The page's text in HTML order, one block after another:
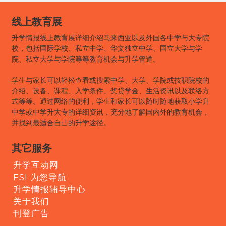
线上教育展
升学情报线上教育展详细介绍马来西亚以及外国各中学与大专院
校，包括国际学校、私立中学、华文独立中学、国立大学与学
院、私立大学与学院等等教育机会与升学管道。
学生与家长可以轻松查看或搜索中学、大学、学院或技职院校的
介绍、设备、课程、入学条件、奖贷学金、生活资讯以及联络方
式等等。通过网络的便利，学生和家长可以随时随地获取小学升
中学或中学升大专的详细资讯，充分地了解国内外的教育机会，
并找到最适合自己的升学途径。
其它服务
升学互动网
FSI 为您导航
升学情报辅导中心
关于我们
刊登广告